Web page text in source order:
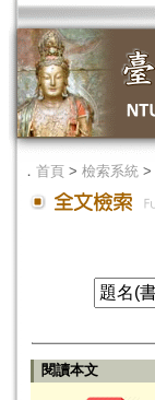
． 首頁 > 檢索系統 >
閱讀本文